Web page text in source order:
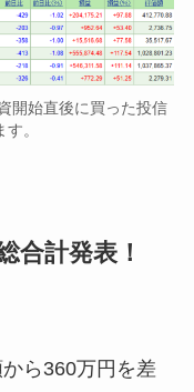
開始直後に買った投信
。
合計発表！
ら360万円を差